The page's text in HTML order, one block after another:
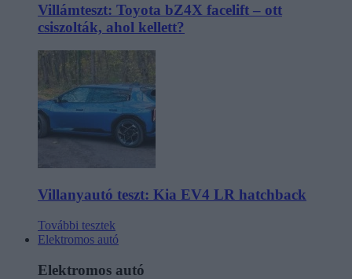
Villámteszt: Toyota bZ4X facelift – ott
csiszolták, ahol kellett?
Villanyautó teszt: Kia EV4 LR hatchback
További tesztek
Elektromos autó
Elektromos autó